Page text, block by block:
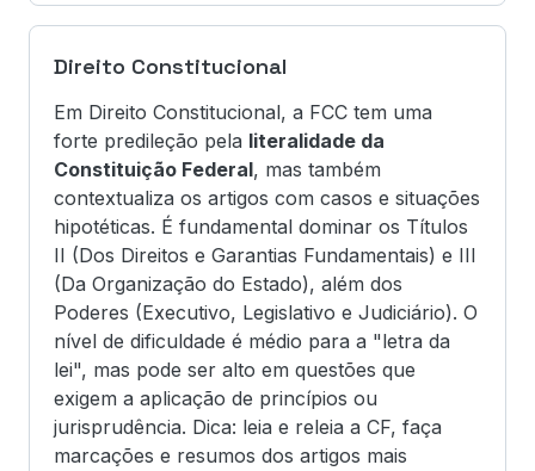
Direito Constitucional
Em Direito Constitucional, a FCC tem uma
forte predileção pela literalidade da
Constituição Federal, mas também
contextualiza os artigos com casos e situações
hipotéticas. É fundamental dominar os Títulos
II (Dos Direitos e Garantias Fundamentais) e III
(Da Organização do Estado), além dos
Poderes (Executivo, Legislativo e Judiciário). O
nível de dificuldade é médio para a "letra da
lei", mas pode ser alto em questões que
exigem a aplicação de princípios ou
jurisprudência. Dica: leia e releia a CF, faça
marcações e resumos dos artigos mais